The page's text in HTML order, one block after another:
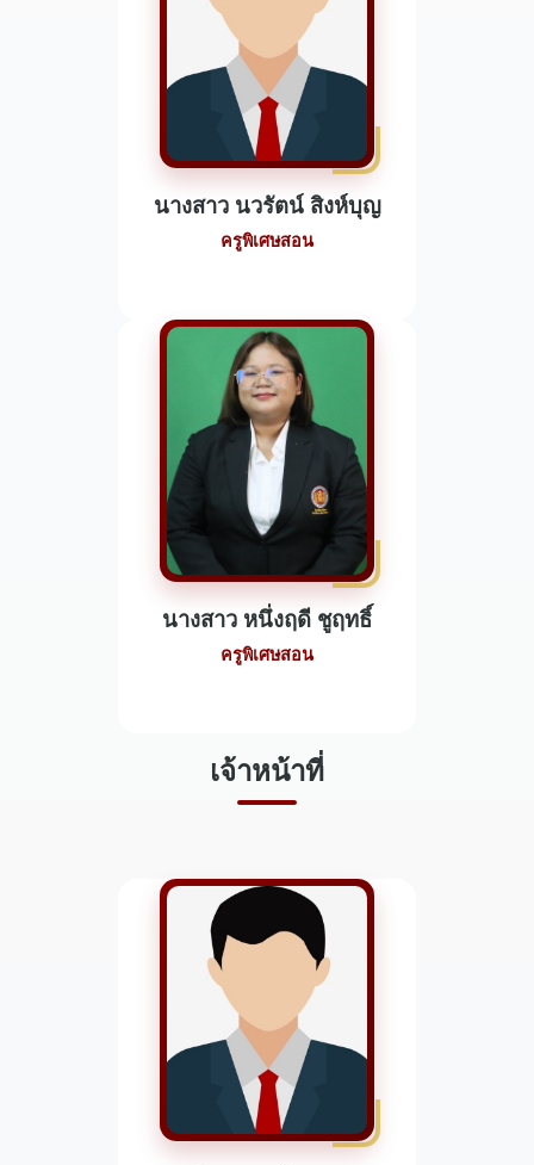
นางสาว นวรัตน์ สิงห์บุญ
ครูพิเศษสอน
นางสาว หนึ่งฤดี ชูฤทธิ์
ครูพิเศษสอน
เจ้าหน้าที่